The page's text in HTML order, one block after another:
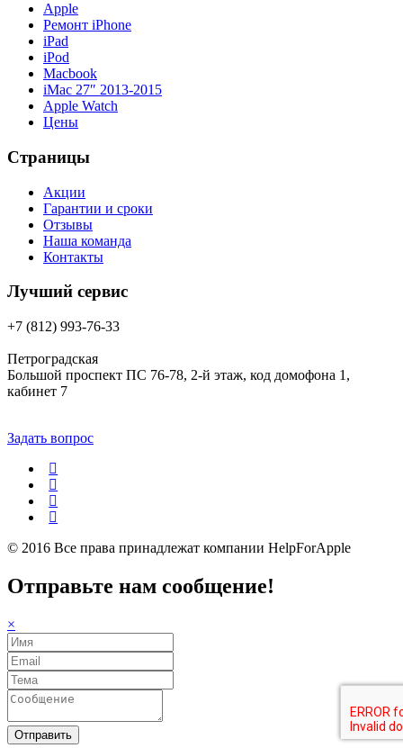
Apple
Ремонт iPhone
iPad
iPod
Macbook
iMac 27″ 2013-2015
Apple Watch
Цены
Страницы
Акции
Гарантии и сроки
Отзывы
Наша команда
Контакты
Лучший сервис
+7 (812) 993-76-33
Петроградская
Большой проспект ПС 76-78, 2-й этаж, код домофона 1,
кабинет 7
Задать вопрос
© 2016 Все права принадлежат компании HelpForApple
Отправьте нам сообщение!
×
Отправить